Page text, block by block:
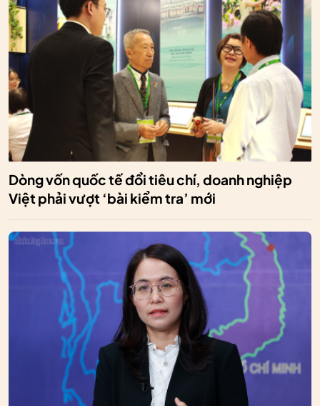
Dòng vốn quốc tế đổi tiêu chí, doanh nghiệp
Việt phải vượt ‘bài kiểm tra’ mới